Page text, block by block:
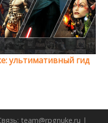
ультимативный гид
team@rpgnuke.ru |